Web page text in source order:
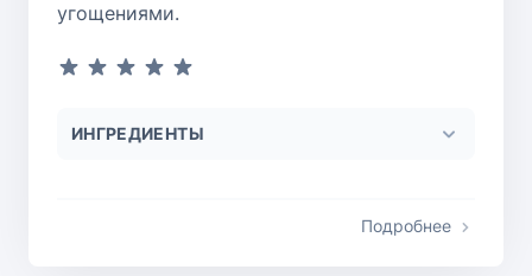
угощениями.
ИНГРЕДИЕНТЫ
Подробнее